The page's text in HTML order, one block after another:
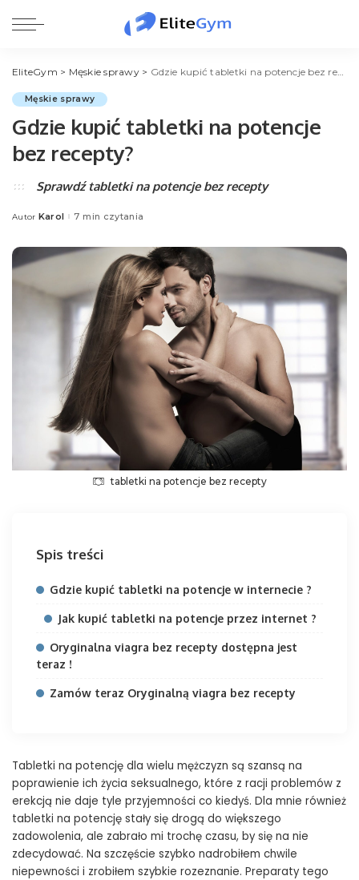
EliteGym > Męskie sprawy> Gdzie kupić tabletki na potencje bez recepty?
Męskie sprawy
Gdzie kupić tabletki na potencje
bez recepty?
Sprawdź tabletki na potencje bez recepty
Posted
Autor Karol 7 min czytania
tabletki na potencje bez recepty
Spis treści
Gdzie kupić tabletki na potencje w internecie ?
Jak kupić tabletki na potencje przez internet ?
Oryginalna viagra bez recepty dostępna jest
teraz !
Zamów teraz Oryginalną viagra bez recepty
Tabletki na potencję dla wielu mężczyzn są szansą na
poprawienie ich życia seksualnego, które z racji problemów z
erekcją nie daje tyle przyjemności co kiedyś. Dla mnie również
tabletki na potencję stały się drogą do większego
zadowolenia, ale zabrało mi trochę czasu, by się na nie
zdecydować. Na szczęście szybko nadrobiłem chwile
niepewności i zrobiłem szybkie rozeznanie. Preparaty tego